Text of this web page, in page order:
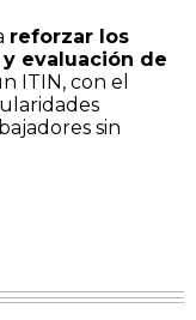
reforzar los
evaluación de
ITIN, con el
sin